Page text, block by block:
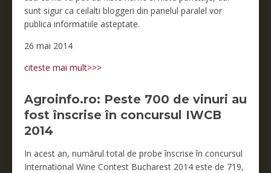
sunt sigur ca ceilalti bloggeri din panelul paralel vor
publica informatiile asteptate.
26 mai 2014
citeste mai mult>>>
Agroinfo.ro: Peste 700 de vinuri au
fost înscrise în concursul IWCB
2014
In acest an, numărul total de probe înscrise în concursul
International Wine Contest Bucharest 2014 este de 719,